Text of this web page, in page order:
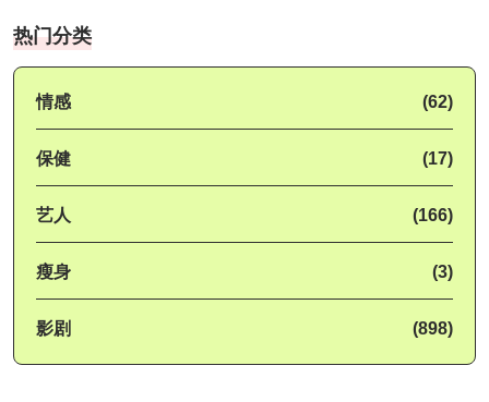
热门分类
情感 (62)
保健 (17)
艺人 (166)
瘦身 (3)
影剧 (898)